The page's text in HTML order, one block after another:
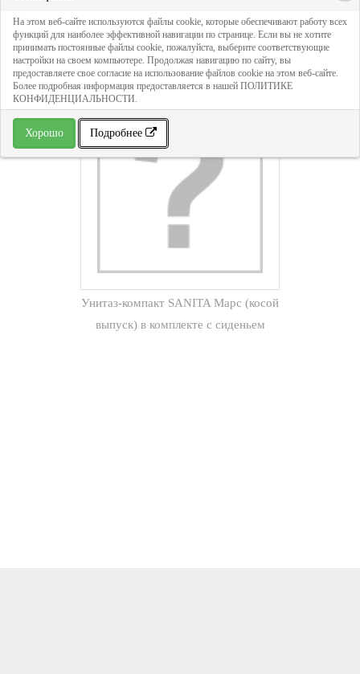
дюропласт)
Унитаз-компакт SANITA Марс (косой
выпуск) в комплекте с сиденьем
На этом веб-сайте используются файлы cookie, которые обеспечивают работу всех
функций для наиболее эффективной навигации по странице. Если вы не хотите
принимать постоянные файлы cookie, пожалуйста, выберите соответствующие
настройки на своем компьютере. Продолжая навигацию по сайту, вы
предоставляете свое согласие на использование файлов cookie на этом веб-сайте.
Более подробная информация предоставляется в нашей ПОЛИТИКЕ
КОНФИДЕНЦИАЛЬНОСТИ.
Хорошо Подробнее